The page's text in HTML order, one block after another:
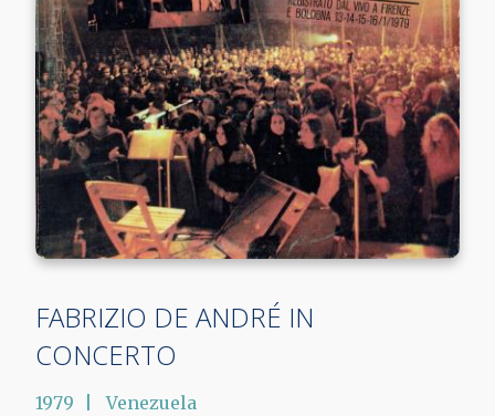
FABRIZIO DE ANDRÉ IN
CONCERTO
1979 Venezuela